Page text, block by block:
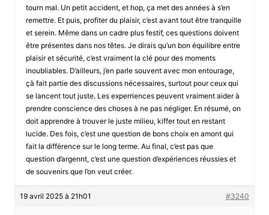
tourn mal. Un petit accident, et hop, ça met des années à s’en
remettre. Et puis, profiter du plaisir, c’est avant tout être tranquille
et serein. Même dans un cadre plus festif, ces questions doivent
être présentes dans nos têtes. Je dirais qu’un bon équilibre entre
plaisir et sécurité, c’est vraiment la clé pour des moments
inoubliables. D’ailleurs, j’en parle souvent avec mon entourage,
çà fait partie des discussions nécessaires, surtout pour ceux qui
se lancent tout juste. Les experriences peuvent vraiment aider à
prendre conscience des choses à ne pas négliger. En résumé, on
doit apprendre à trouver le juste milieu, kiffer tout en restant
lucide. Des fois, c’est une question de bons choix en amont qui
fait la différence sur le long terme. Au final, c’est pas que
question d’argennt, c’est une question d’expériences réussies et
de souvenirs que l’on veut créer.
19 avril 2025 à 21h01 #3240